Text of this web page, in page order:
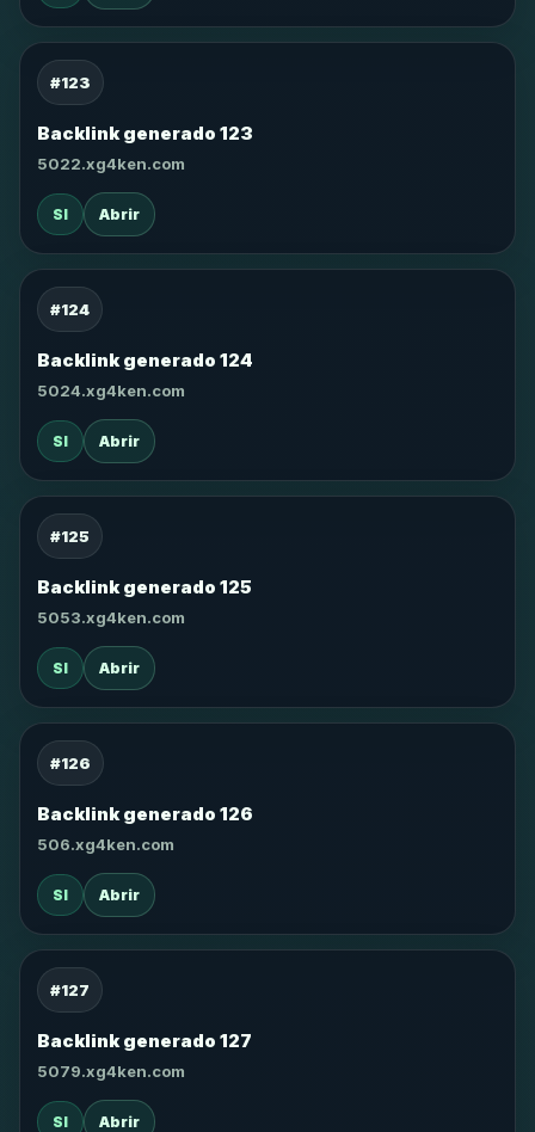
#123
Backlink generado 123
5022.xg4ken.com
SI Abrir
#124
Backlink generado 124
5024.xg4ken.com
SI Abrir
#125
Backlink generado 125
5053.xg4ken.com
SI Abrir
#126
Backlink generado 126
506.xg4ken.com
SI Abrir
#127
Backlink generado 127
5079.xg4ken.com
SI Abrir